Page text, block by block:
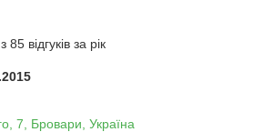
відгуків за рік
7, Бровари, Україна